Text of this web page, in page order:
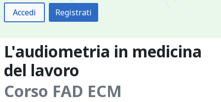
Accedi Registrati
L'audiometria in medicina
del lavoro
Corso FAD ECM